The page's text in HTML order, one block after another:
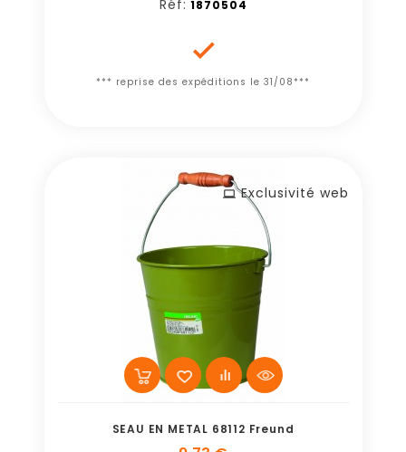
Réf: 1870504

*** reprise des expéditions le 31/08***
Exclusivité web
SEAU EN METAL 68112 Freund